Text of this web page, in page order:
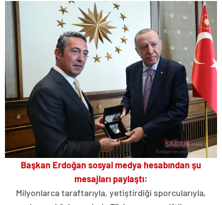
Başkan Erdoğan sosyal medya hesabından şu
mesajları paylaştı:
Milyonlarca taraftarıyla, yetiştirdiği sporcularıyla,